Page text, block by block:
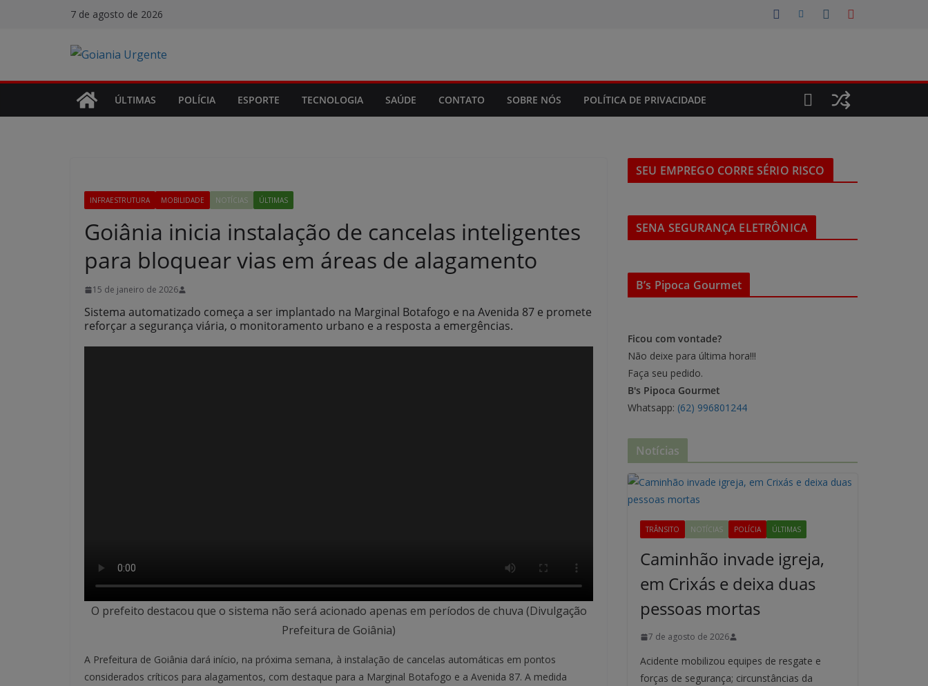
7 de agosto de 2026
ÚLTIMAS POLÍCIA ESPORTE TECNOLOGIA SAÚDE CONTATO SOBRE NÓS POLÍTICA DE PRIVACIDADE
INFRAESTRUTURA MOBILIDADE NOTÍCIAS ÚLTIMAS
Goiânia inicia instalação de cancelas inteligentes
para bloquear vias em áreas de alagamento
15 de janeiro de 2026
Sistema automatizado começa a ser implantado na Marginal Botafogo e na Avenida 87 e promete
reforçar a segurança viária, o monitoramento urbano e a resposta a emergências.
O prefeito destacou que o sistema não será acionado apenas em períodos de chuva (Divulgação
Prefeitura de Goiânia)
A Prefeitura de Goiânia dará início, na próxima semana, à instalação de cancelas automáticas em pontos
considerados críticos para alagamentos, com destaque para a Marginal Botafogo e a Avenida 87. A medida
SEU EMPREGO CORRE SÉRIO RISCO
SENA SEGURANÇA ELETRÔNICA
B’s Pipoca Gourmet
Ficou com vontade?
Não deixe para última hora!!!
Faça seu pedido.
B's Pipoca Gourmet
Whatsapp: (62) 996801244
Notícias
TRÂNSITO NOTÍCIAS POLÍCIA ÚLTIMAS
Caminhão invade igreja,
em Crixás e deixa duas
pessoas mortas
7 de agosto de 2026
Acidente mobilizou equipes de resgate e
forças de segurança; circunstâncias da